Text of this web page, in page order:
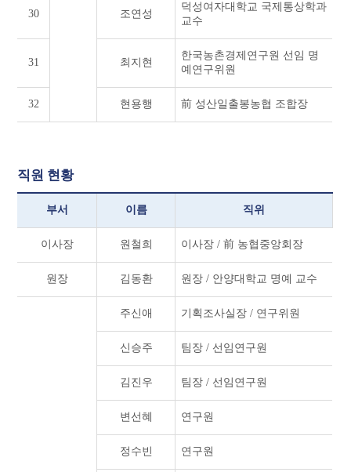
30 조연성
덕성여자대학교 국제통상학과
교수
31 최지현
한국농촌경제연구원 선임 명
예연구위원
32 현용행 前 성산일출봉농협 조합장
직원 현황
부서 이름 직위
이사장 원철희 이사장 / 前 농협중앙회장
원장 김동환 원장 / 안양대학교 명예 교수
주신애 기획조사실장 / 연구위원
신승주 팀장 / 선임연구원
김진우 팀장 / 선임연구원
변선혜 연구원
정수빈 연구원